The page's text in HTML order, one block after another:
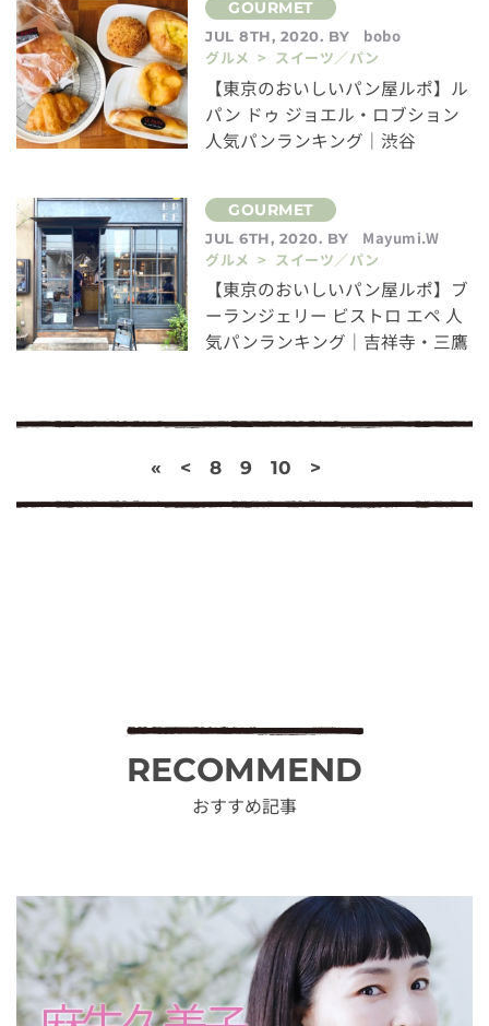
JUL 8TH, 2020. BY
bobo
グルメ > スイーツ／パン
【東京のおいしいパン屋ルポ】ル
パン ドゥ ジョエル・ロブション
人気パンランキング｜渋谷
JUL 6TH, 2020. BY
Mayumi.W
グルメ > スイーツ／パン
【東京のおいしいパン屋ルポ】ブ
ーランジェリー ビストロ エペ 人
気パンランキング｜吉祥寺・三鷹
« < 8 9 10 >
RECOMMEND
おすすめ記事